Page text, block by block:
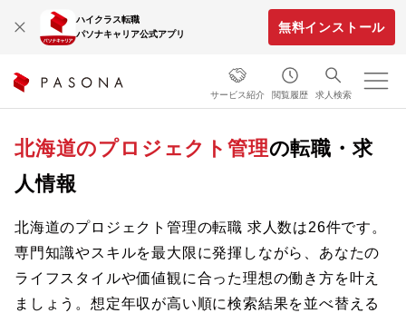
ハイクラス転職
パソナキャリア公式アプリ
無料インストール
サービス紹介 閲覧履歴 求人検索
北海道のプロジェクト管理の転職・求
人情報
北海道のプロジェクト管理の転職 求人数は26件です。
専門知識やスキルを最大限に発揮しながら、あなたの
ライフスタイルや価値観に合った理想の働き方を叶え
ましょう。想定年収が高い順に検索結果を並べ替える